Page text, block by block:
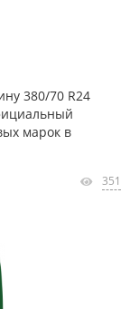
380/70 R24
марок в
351